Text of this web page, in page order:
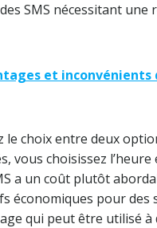
SMS nécessitant une
et inconvénients
le choix entre deux
vous choisissez
a un coût plutôt
pour des
qui peut être utilisé